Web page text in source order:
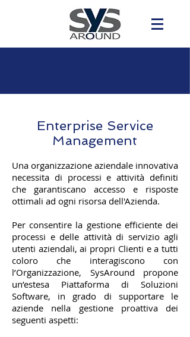
Enterprise Service
Management
Una organizzazione aziendale innovativa
necessita di processi e attività definiti
che garantiscano accesso e risposte
ottimali ad ogni risorsa dell'Azienda.
Per consentire la gestione efficiente dei
processi e delle attività di servizio agli
utenti aziendali, ai propri Clienti e a tutti
coloro che interagiscono con
l’Organizzazione, SysAround propone
un’estesa Piattaforma di Soluzioni
Software, in grado di supportare le
aziende nella gestione proattiva dei
seguenti aspetti: